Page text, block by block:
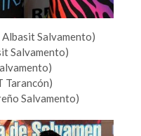
Salvamento)
Salvamento)
Tarancón)
Salvamento)